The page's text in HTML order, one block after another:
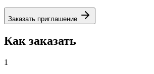
Заказать приглашение
Как заказать
1